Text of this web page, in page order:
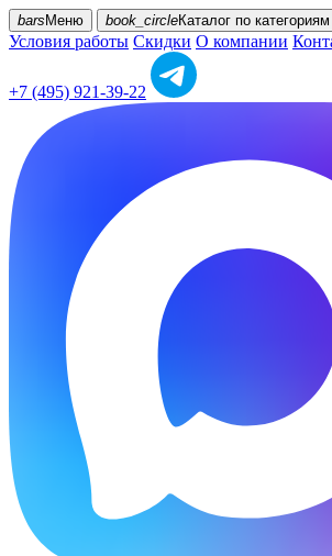
bars Меню book_circleКаталог по категориям
Условия работы Скидки О компании
+7 (495) 921-39-22